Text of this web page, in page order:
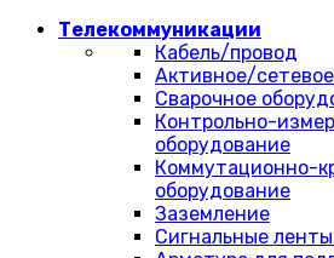
Телекоммуникации
Кабель/провод
Активное/
Сварочное
Контрольно-
оборудование
Коммутационно-
оборудование
Заземление
Сигнальные